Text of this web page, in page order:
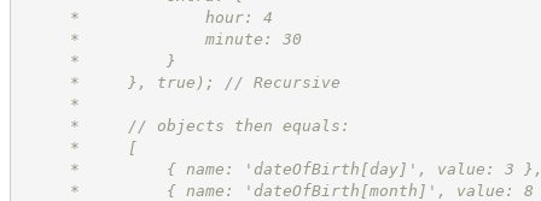
*             hour: 4
*             minute: 30
*         }
*     }, true); // Recursive
*
*     // objects then equals:
*     [
*         { name: 'dateOfBirth[day]', value: 3
*         { name: 'dateOfBirth[month]', value: 8